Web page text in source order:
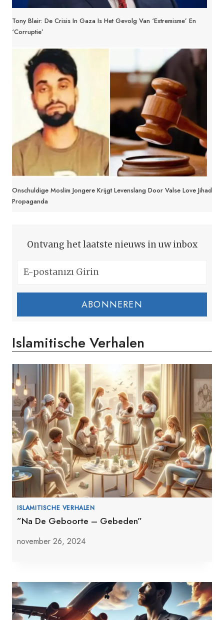
Tony Blair: De Crisis In Gaza Is Het Gevolg Van ‘extremisme’ En
‘corruptie’
Onschuldige Moslim Jongere Krijgt Levenslang Door Valse Love Jihad
Propaganda
Ontvang het laatste nieuws in uw inbox
ABONNEREN
Islamitische Verhalen
ISLAMITISCHE VERHALEN
”Na De Geboorte – Gebeden”
november 26, 2024